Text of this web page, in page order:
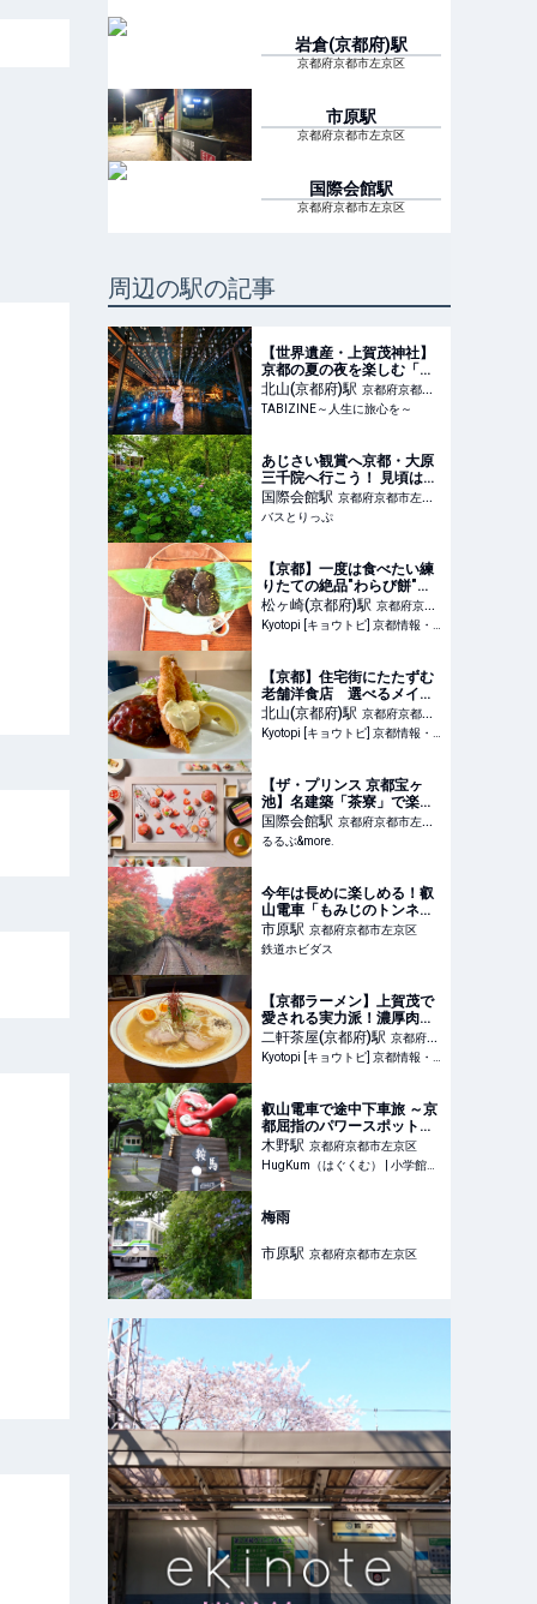
岩倉(京都府)駅
京都府京都市左京区
市原駅
京都府京都市左京区
国際会館駅
京都府京都市左京区
周辺の駅の記事
【世界遺産・上賀茂神社】
京都の夏の夜を楽しむ「夏
のライトアップ ～龍神詣り
と足つけ夕涼み～」開催 |
TABIZINE～人生に旅心を
北山(京都府)駅 京都府京都市
北区
TABIZINE～人生に旅心を～
あじさい観賞へ京都・大原
三千院へ行こう！ 見頃はい
つ？ 2026年開催のツアー
と高速バスを紹介
国際会館駅 京都府京都市左京
区
バスとりっぷ
【京都】一度は食べたい練
りたての絶品"わらび餅"
下鴨の名店「茶寮宝泉」
松ヶ崎(京都府)駅 京都府京都
市左京区
Kyotopi [キョウトピ] 京都情報・観光・旅行・グルメ
【京都】住宅街にたたずむ
老舗洋食店 選べるメイン
のセットが人気「キッチン
ぽっと」
北山(京都府)駅 京都府京都市
北区
Kyotopi [キョウトピ] 京都情報・観光・旅行・グルメ
【ザ・プリンス 京都宝ヶ
池】名建築「茶寮」で楽し
む京都の春。和のアフタヌ
ーンティーセット「Art of
Plate～香風駘蕩（かふうた
&more.
国際会館駅 京都府京都市左京
区
るるぶ&more.
今年は長めに楽しめる！叡
山電車「もみじのトンネ
ル」徐行運転＆ライトアッ
プ＆特別列車運行の期間延
長！ | 鉄道ホビダス
市原駅 京都府京都市左京区
鉄道ホビダス
【京都ラーメン】上賀茂で
愛される実力派！濃厚肉白
湯が評判「麺家しょうり
ん」
二軒茶屋(京都府)駅 京都府京
都市左京区
Kyotopi [キョウトピ] 京都情報・観光・旅行・グルメ
叡山電車で途中下車旅 ～京
都屈指のパワースポット
へ。天狗と絶景庭園寺院、
ケーキとパンの名店をゆく
【HugKum京都隊が教える
イド】 | HugKum（はぐく
む）
木野駅 京都府京都市左京区
HugKum（はぐくむ） | 小学館が運営する乳幼児～小学生ママ・パパのための育児情報メディア
梅雨
市原駅 京都府京都市左京区